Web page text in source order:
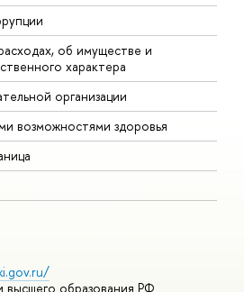
об имуществе и
характера
организации
возможностями здоровья
образования РФ